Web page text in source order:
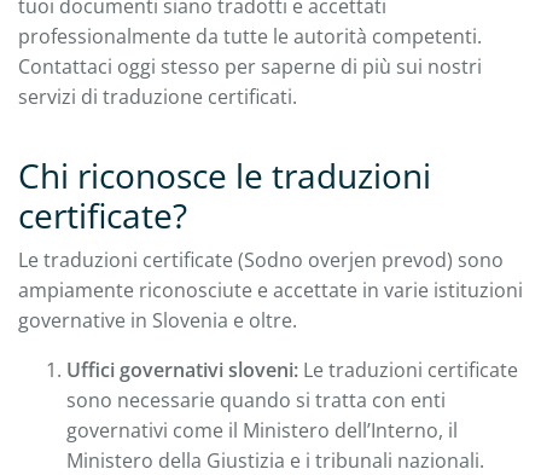
tuoi documenti siano tradotti e accettati
professionalmente da tutte le autorità competenti.
Contattaci oggi stesso per saperne di più sui nostri
servizi di traduzione certificati.
Chi riconosce le traduzioni
certificate?
Le traduzioni certificate (Sodno overjen prevod) sono
ampiamente riconosciute e accettate in varie istituzioni
governative in Slovenia e oltre.
Uffici governativi sloveni: Le traduzioni certificate
sono necessarie quando si tratta con enti
governativi come il Ministero dell’Interno, il
Ministero della Giustizia e i tribunali nazionali.